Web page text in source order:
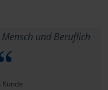
und Beruflich